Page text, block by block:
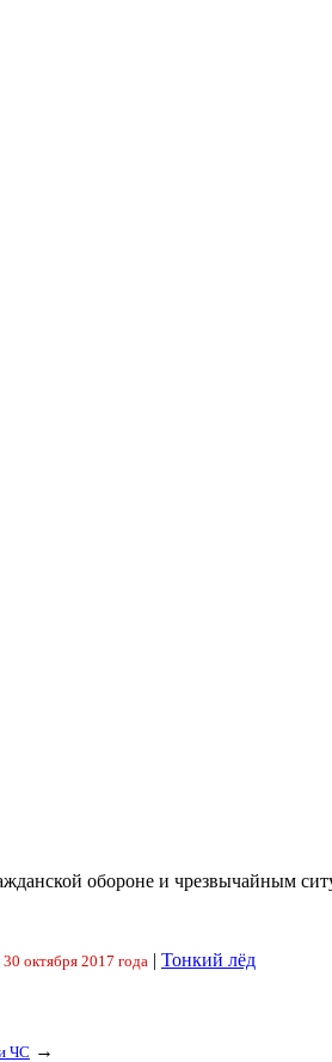
обороне и чрезвычайным
30 октября 2017 года | Тонкий лёд
ЧС →